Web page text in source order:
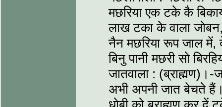
मछरिया एक टके कै
लाख टका के वाला
नैन मछरिया रूप जाल
बिनु पानी मछरी सो
जातवाला :
अभी अपनी जात बेचते